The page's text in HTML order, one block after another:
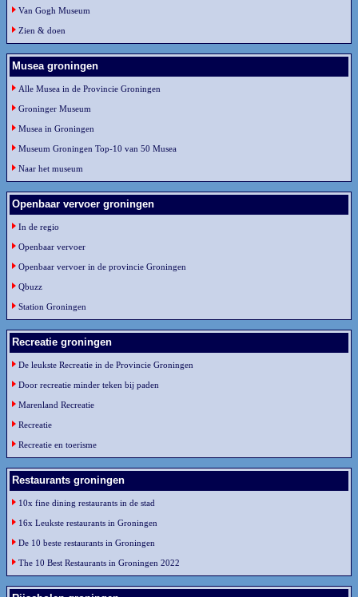
Van Gogh Museum
Zien & doen
Musea groningen
Alle Musea in de Provincie Groningen
Groninger Museum
Musea in Groningen
Museum Groningen Top-10 van 50 Musea
Naar het museum
Openbaar vervoer groningen
In de regio
Openbaar vervoer
Openbaar vervoer in de provincie Groningen
Qbuzz
Station Groningen
Recreatie groningen
De leukste Recreatie in de Provincie Groningen
Door recreatie minder teken bij paden
Marenland Recreatie
Recreatie
Recreatie en toerisme
Restaurants groningen
10x fine dining restaurants in de stad
16x Leukste restaurants in Groningen
De 10 beste restaurants in Groningen
The 10 Best Restaurants in Groningen 2022